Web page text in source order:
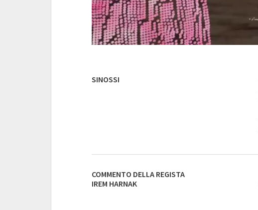
SINOSSI
COMMENTO DELLA REGISTA
IREM HARNAK